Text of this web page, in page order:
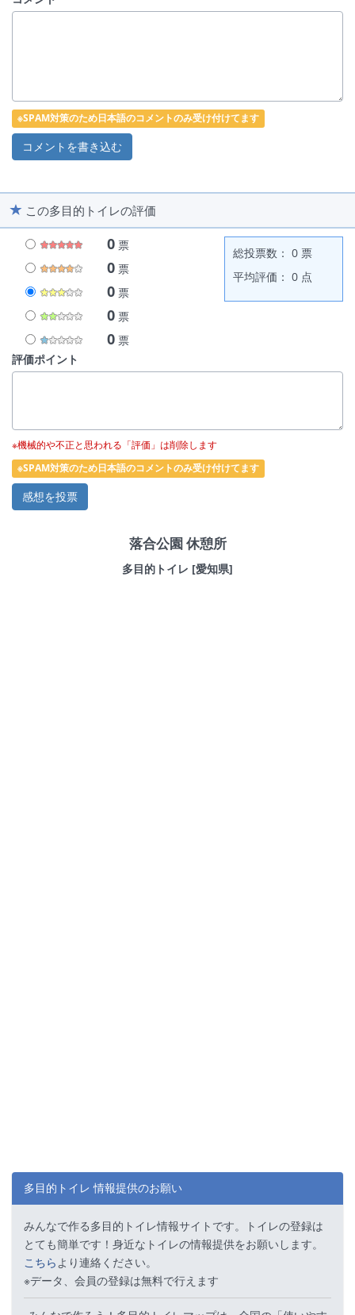
※SPAM対策のため日本語のコメントのみ受け付けてます
この多目的トイレの評価
0 票
0 票
0 票
0 票
0 票
総投票数： 0 票
平均評価： 0 点
評価ポイント
※機械的や不正と思われる「評価」は削除します
※SPAM対策のため日本語のコメントのみ受け付けてます
落合公園 休憩所
多目的トイレ [愛知県]
多目的トイレ 情報提供のお願い
みんなで作る多目的トイレ情報サイトです。トイレの登録は
とても簡単です！身近なトイレの情報提供をお願いします。
こちらより連絡ください。
※データ、会員の登録は無料で行えます